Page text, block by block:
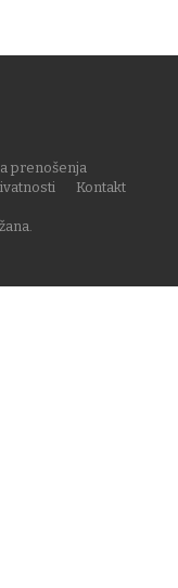
prenošenja
Kontakt